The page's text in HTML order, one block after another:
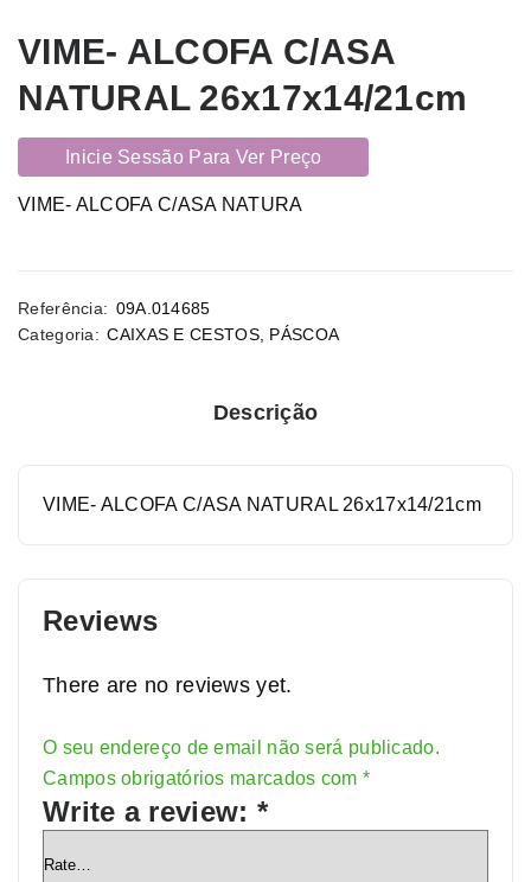
VIME- ALCOFA C/ASA
NATURAL 26x17x14/21cm
Inicie Sessão Para Ver Preço
VIME- ALCOFA C/ASA NATURA
Referência: 09A.014685
Categoria: CAIXAS E CESTOS, PÁSCOA
Descrição
VIME- ALCOFA C/ASA NATURAL 26x17x14/21cm
Reviews
There are no reviews yet.
O seu endereço de email não será publicado.
Campos obrigatórios marcados com *
Write a review: *
Alternative: